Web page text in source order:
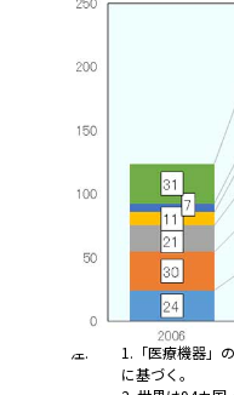
注:
1.「医療機器」
に基づく。